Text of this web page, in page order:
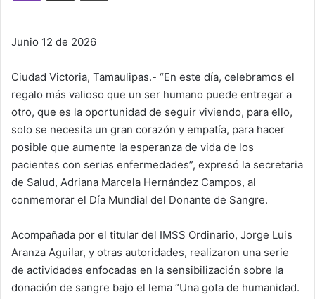
Junio 12 de 2026
Ciudad Victoria, Tamaulipas.- “En este día, celebramos el
regalo más valioso que un ser humano puede entregar a
otro, que es la oportunidad de seguir viviendo, para ello,
solo se necesita un gran corazón y empatía, para hacer
posible que aumente la esperanza de vida de los
pacientes con serias enfermedades”, expresó la secretaria
de Salud, Adriana Marcela Hernández Campos, al
conmemorar el Día Mundial del Donante de Sangre.
Acompañada por el titular del IMSS Ordinario, Jorge Luis
Aranza Aguilar, y otras autoridades, realizaron una serie
de actividades enfocadas en la sensibilización sobre la
donación de sangre bajo el lema “Una gota de humanidad.